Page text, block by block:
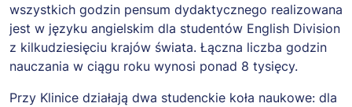
70 - lecie Kliniki
Zespół
wszystkich godzin pensum dydaktycznego realizowana
jest w języku angielskim dla studentów English Division
z kilkudziesięciu krajów świata. Łączna liczba godzin
nauczania w ciągu roku wynosi ponad 8 tysięcy.
Przy Klinice działają dwa studenckie koła naukowe: dla